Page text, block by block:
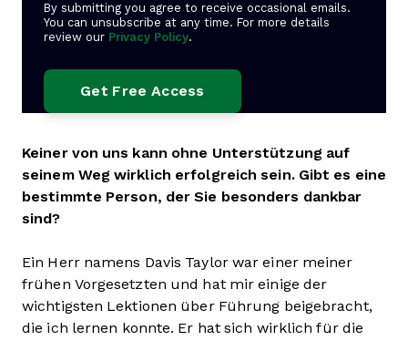
By submitting you agree to receive occasional emails.
You can unsubscribe at any time. For more details
review our Privacy Policy.
Keiner von uns kann ohne Unterstützung auf
seinem Weg wirklich erfolgreich sein. Gibt es eine
bestimmte Person, der Sie besonders dankbar
sind?
Ein Herr namens Davis Taylor war einer meiner
frühen Vorgesetzten und hat mir einige der
wichtigsten Lektionen über Führung beigebracht,
die ich lernen konnte. Er hat sich wirklich für die